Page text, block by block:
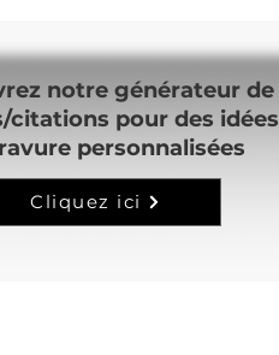
notre générateur de
citations pour des idées
personnalisées
Cliquez ici